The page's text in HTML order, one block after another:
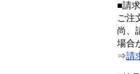
■請
ご注
尚、
場合
⇒請